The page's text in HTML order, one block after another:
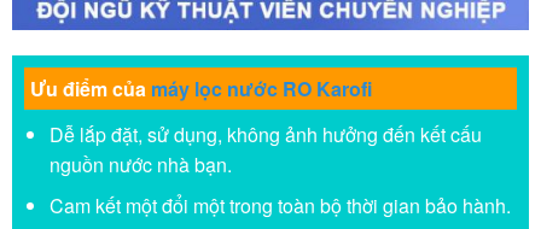
Ưu điểm của máy lọc nước RO Karofi
Dễ lắp đặt, sử dụng, không ảnh hưởng đến kết cấu
nguồn nước nhà bạn.
Cam kết một đổi một trong toàn bộ thời gian bảo hành.